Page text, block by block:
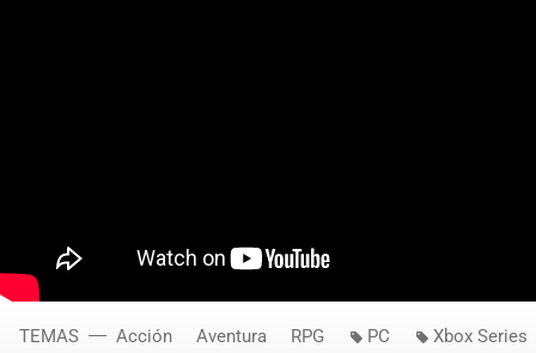
TEMAS Acción Aventura RPG PC Xbox Series